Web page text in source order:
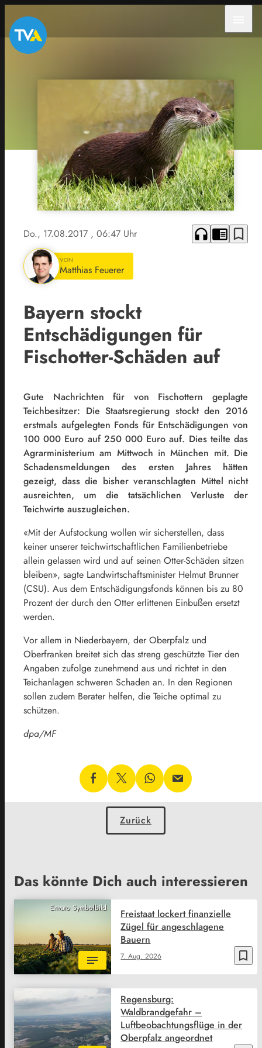
Do., 17.08.2017 , 06:47 Uhr headphones chrome_reader_mode bookmark_border
VON
Matthias Feuerer
Bayern stockt
Entschädigungen für
Fischotter-Schäden auf
Gute Nachrichten für von Fischottern geplagte
Teichbesitzer: Die Staatsregierung stockt den 2016
erstmals aufgelegten Fonds für Entschädigungen von
100 000 Euro auf 250 000 Euro auf. Dies teilte das
Agrarministerium am Mittwoch in München mit. Die
Schadensmeldungen des ersten Jahres hätten
gezeigt, dass die bisher veranschlagten Mittel nicht
ausreichten, um die tatsächlichen Verluste der
Teichwirte auszugleichen.
«Mit der Aufstockung wollen wir sicherstellen, dass
keiner unserer teichwirtschaftlichen Familienbetriebe
allein gelassen wird und auf seinen Otter-Schäden sitzen
bleiben», sagte Landwirtschaftsminister Helmut Brunner
(CSU). Aus dem Entschädigungsfonds können bis zu 80
Prozent der durch den Otter erlittenen Einbußen ersetzt
werden.
Vor allem in Niederbayern, der Oberpfalz und
Oberfranken breitet sich das streng geschützte Tier den
Angaben zufolge zunehmend aus und richtet in den
Teichanlagen schweren Schaden an. In den Regionen
sollen zudem Berater helfen, die Teiche optimal zu
schützen.
dpa/MF
Zurück
Das könnte Dich auch interessieren
Envato Symbolbild
bookmark_border
7. Aug. 2026
Freistaat lockert finanzielle
Zügel für angeschlagene
Bauern
Regensburg:
Waldbrandgefahr –
Luftbeobachtungsflüge in der
Oberpfalz angeordnet